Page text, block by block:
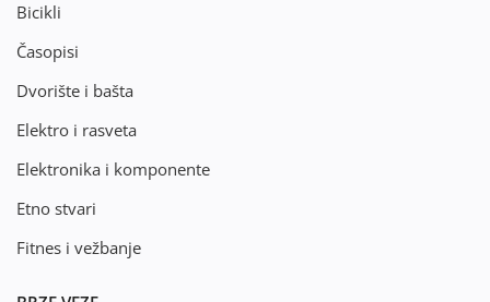
Bicikli
Časopisi
Dvorište i bašta
Elektro i rasveta
Elektronika i komponente
Etno stvari
Fitnes i vežbanje